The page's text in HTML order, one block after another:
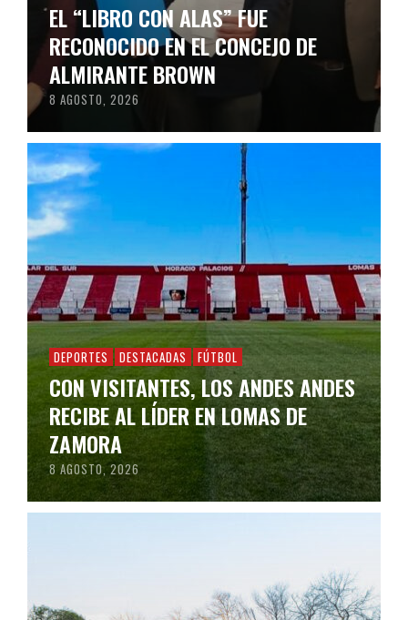
EL “LIBRO CON ALAS” FUE
RECONOCIDO EN EL CONCEJO DE
ALMIRANTE BROWN
8 AGOSTO, 2026
DEPORTES DESTACADAS FÚTBOL
CON VISITANTES, LOS ANDES ANDES
RECIBE AL LÍDER EN LOMAS DE
ZAMORA
8 AGOSTO, 2026